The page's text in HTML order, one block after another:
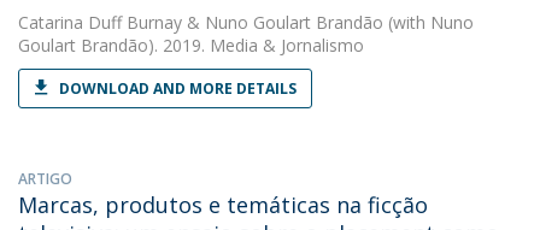
Catarina Duff Burnay & Nuno Goulart Brandão (with Nuno
Goulart Brandão). 2019. Media & Jornalismo
DOWNLOAD AND MORE DETAILS
ARTIGO
Marcas, produtos e temáticas na ficção